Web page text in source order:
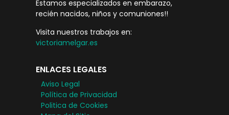
Estamos especializados en embarazo,
recién nacidos, niños y comuniones!!
Visita nuestros trabajos en:
victoriamelgar.es
ENLACES LEGALES
Aviso Legal
Política de Privacidad
Politica de Cookies